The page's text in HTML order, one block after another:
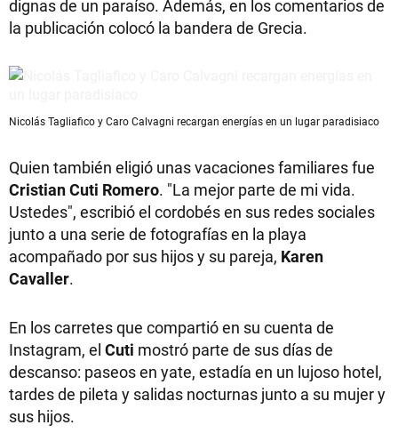
dignas de un paraíso. Además, en los comentarios de
la publicación colocó la bandera de Grecia.
Nicolás Tagliafico y Caro Calvagni recargan energías en un lugar paradisiaco
Quien también eligió unas vacaciones familiares fue
Cristian Cuti Romero. "La mejor parte de mi vida.
Ustedes", escribió el cordobés en sus redes sociales
junto a una serie de fotografías en la playa
acompañado por sus hijos y su pareja, Karen
Cavaller.
En los carretes que compartió en su cuenta de
Instagram, el Cuti mostró parte de sus días de
descanso: paseos en yate, estadía en un lujoso hotel,
tardes de pileta y salidas nocturnas junto a su mujer y
sus hijos.